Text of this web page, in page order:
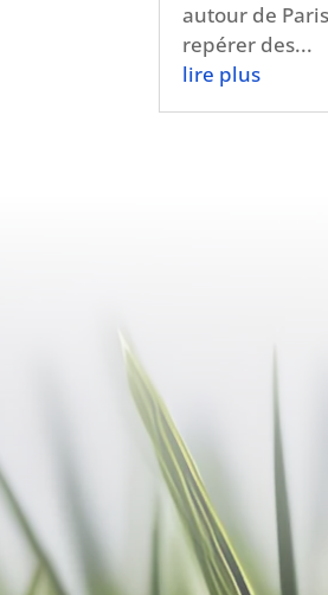
autour de
repérer des...
lire plus